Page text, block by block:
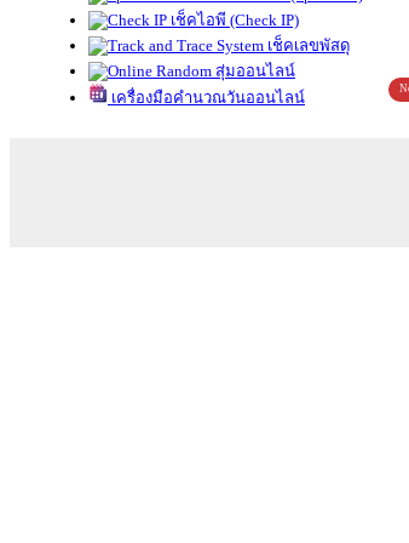
เช็คไอพี (Check IP)
เช็คเลขพัสดุ
สุ่มออนไลน์
เครื่องมือคำนวณวันออนไลน์